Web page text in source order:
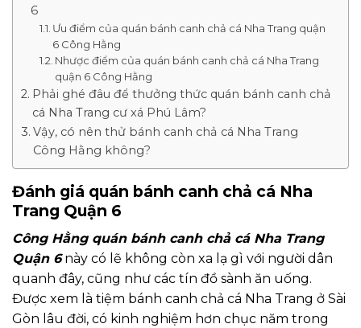
6
Ưu điểm của quán bánh canh chả cá Nha Trang quận
6 Công Hằng
Nhược điểm của quán bánh canh chả cá Nha Trang
quận 6 Công Hằng
Phải ghé đâu để thưởng thức quán bánh canh chả
cá Nha Trang cư xá Phú Lâm?
Vậy, có nên thử bánh canh chả cá Nha Trang
Công Hằng không?
Đánh giá quán bánh canh chả cá Nha
Trang Quận 6
Công Hằng quán bánh canh chả cá Nha Trang
Quận 6này có lẽ không còn xa lạ gì với người dân
quanh đây, cũng như các tín đồ sành ăn uống.
Được xem là tiệm bánh canh chả cá Nha Trang ở Sài
Gòn lâu đời, có kinh nghiệm hơn chục năm trong